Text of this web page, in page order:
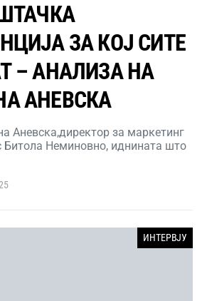
ЗА КОЈ СИТЕ
– АНАЛИЗА НА
АНЕВСКА
Аневска,директор за маркетинг
Битола Неминовно, иднината што
ИНТЕРВЈУ